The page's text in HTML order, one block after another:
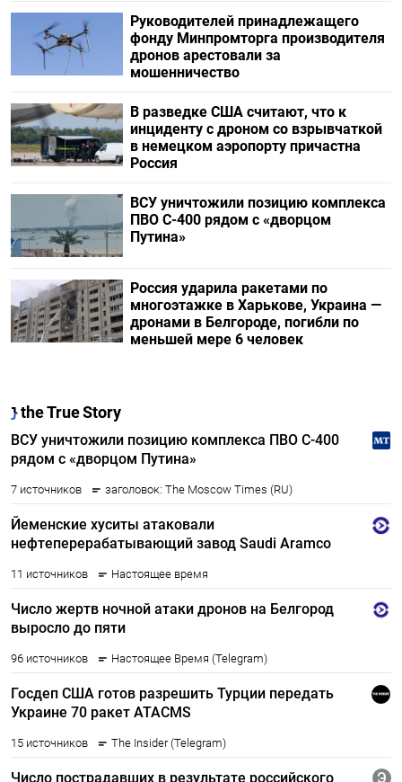
Руководителей принадлежащего
фонду Минпромторга производителя
дронов арестовали за
мошенничество
В разведке США считают, что к
инциденту с дроном со взрывчаткой
в немецком аэропорту причастна
Россия
ВСУ уничтожили позицию комплекса
ПВО С-400 рядом с «дворцом
Путина»
Россия ударила ракетами по
многоэтажке в Харькове, Украина —
дронами в Белгороде, погибли по
меньшей мере 6 человек